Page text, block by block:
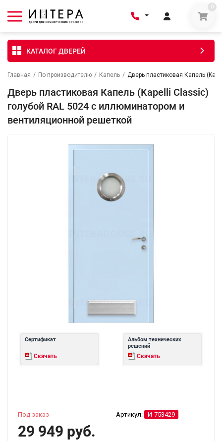
0
КАТАЛОГ ДВЕРЕЙ
Главная / По производителю / Капель / Дверь пластиковая Капель
Дверь пластиковая Капель (Kapelli Classic)
голубой RAL 5024 с иллюминатором и
вентиляционной решеткой
Сертификат
Скачать
Альбом технических
решений
Скачать
Артикул: И-753429
Под заказ
29 949 руб.